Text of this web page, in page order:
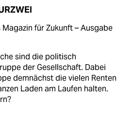
Magazin für Zukunft – Ausgabe
sind die politisch
der Gesellschaft. Dabei
demnächst die vielen Renten
Laden am Laufen halten.